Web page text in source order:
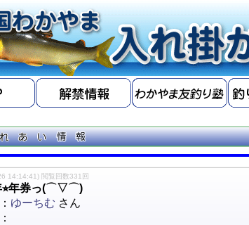
14:14:41) 閲覧回数331回
⭐︎年券っ(⌒▽⌒)
ゆーちむ さん